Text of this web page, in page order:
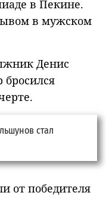
в Пекине.
в мужском
Денис
бросился
от победителя